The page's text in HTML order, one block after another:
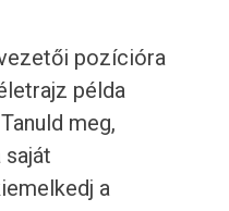
pozícióra
példa
meg,
saját
a